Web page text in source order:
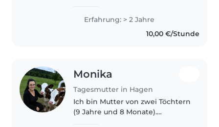
Betreuung von Kleinkindern bis
Teenagern, inklusive Kindern mit
Erfahrung: > 2 Jahre
10,00 €/Stunde
Monika
Tagesmutter in Hagen
Ich bin Mutter von zwei Töchtern
(9 Jahre und 8 Monate).